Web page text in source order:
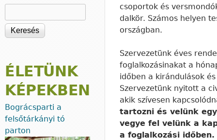
csoportok és
dalkör. Számos helyen
országban.
Szervezetünk éves
foglalkozásinakat a
időben a kirándulások
Szervezetünk nyitott a
akik szívesen
tartozni és velünk
vegye fel velünk a
a foglalkozási időben.
ÉLETÜNK
KÉPEKBEN
Bográcsparti a
felsőtárkányi tó
parton